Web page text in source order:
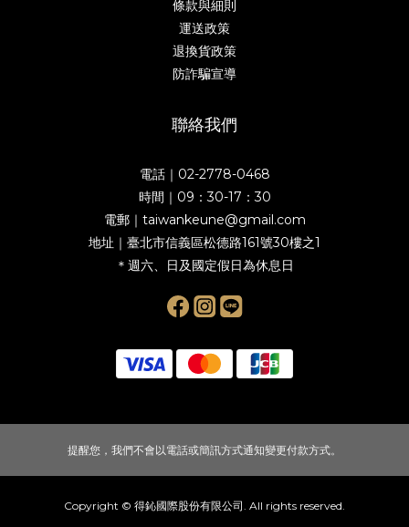
條款與細則
運送政策
退換貨政策
防詐騙宣導
聯絡我們
電話｜02-2778-0468
時間｜09：30-17：30
電郵｜taiwankeune@gmail.com
地址｜臺北市信義區松德路161號30樓之1
＊週六、日及國定假日為休息日
提醒您，我們不會以電話或簡訊方式通知變更付款方式。
Copyright © 得鈊國際股份有限公司. All rights reserved.